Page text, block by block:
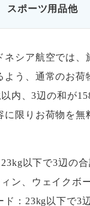
スポーツ用品他
ネシア航空では、
よう、通常のお荷
内、3辺の和が
に限りお荷物を無
以下で3辺の
ン、ウェイクボ
ド：23kg以下で3